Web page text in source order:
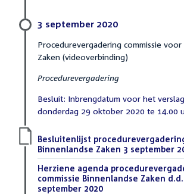
3 september 2020
Procedurevergadering commissie
Zaken (videoverbinding)
Procedurevergadering
Besluit: Inbrengdatum voor het
donderdag 29 oktober 2020 te 14.00
Download
bestand:
Besluitenlijst
Binnenlandse Zaken 3 september
Download
bestand:
Herziene agenda
commissie Binnenlandse Zaken
september 2020